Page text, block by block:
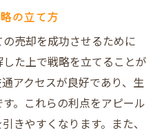
コミュニケーション
めの準備と対応
最適な広告戦略
さえて大阪市都島区の市
的な流れとステップ
の立て方
売却を成功させるために
た上で戦略を立てることが
アクセスが良好であり、生
。これらの利点をアピール
きやすくなります。また、